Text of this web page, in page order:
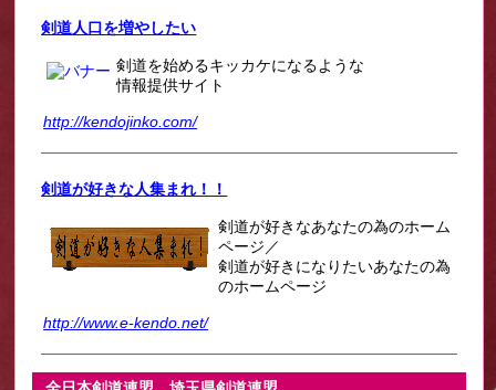
剣道人口を増やしたい
剣道を始めるキッカケになるような
情報提供サイト
http://kendojinko.com/
剣道が好きな人集まれ！！
剣道が好きなあなたの為のホーム
ページ／
剣道が好きになりたいあなたの為
のホームページ
http://www.e-kendo.net/